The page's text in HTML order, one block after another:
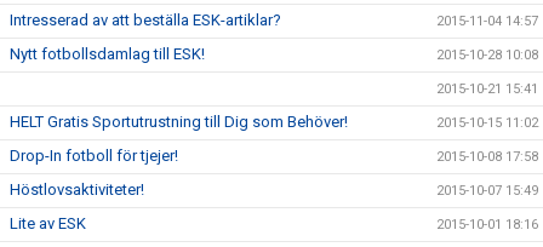
Intresserad av att beställa ESK-artiklar? 2015-11-04 14:57
Nytt fotbollsdamlag till ESK! 2015-10-28 10:08
2015-10-21 15:41
HELT Gratis Sportutrustning till Dig som Behöver! 2015-10-15 11:02
Drop-In fotboll för tjejer! 2015-10-08 17:58
Höstlovsaktiviteter! 2015-10-07 15:49
Lite av ESK 2015-10-01 18:16